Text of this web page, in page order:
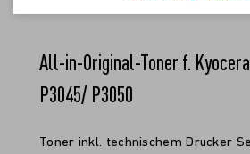
All-in-Original-Toner f.
P3045/ P3050
Toner inkl. technischem Drucker